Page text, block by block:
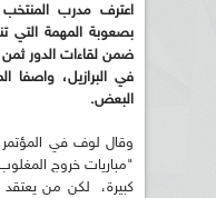
اعترف مدرب المنتخب
بصعوبة المهمة التي
ضمن لقاءات الدور ثمن
في البرازيل، واصفا
البعض.
وقال لوف في
"مباريات خروج
كبيرة، لكن من